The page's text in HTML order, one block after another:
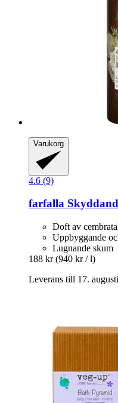
Varukorg
4.6 (9)
farfalla
Doft av
Uppbyggande
Lugnande skum
188 kr (940 kr / l)
Leverans till 17. augusti